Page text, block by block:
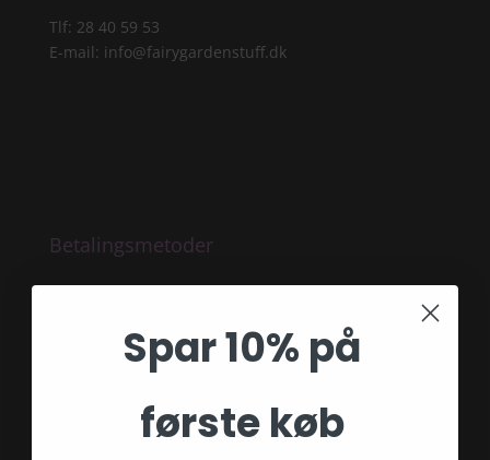
Tlf: 28 40 59 53
E-mail: info@fairygardenstuff.dk
Betalingsmetoder
Hvad er en Fairy Garden
Spar 10% på
første køb